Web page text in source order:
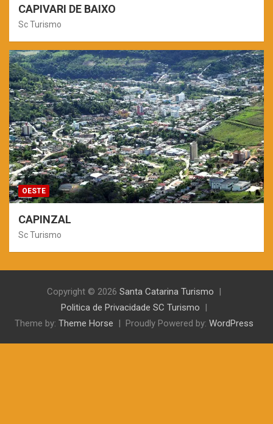
CAPIVARI DE BAIXO
Sc Turismo
OESTE
CAPINZAL
Sc Turismo
Copyright © 2026 Santa Catarina Turismo
Politica de Privacidade SC Turismo
Theme by: Theme Horse Proudly Powered by: WordPress